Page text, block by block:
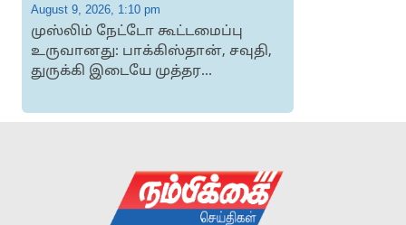
August 9, 2026, 1:10 pm
முஸ்​லிம் நேட்டோ கூட்​டமைப்பு
உருவானது: பாக்கிஸ்தான், சவுதி,
துருக்கி இடையே முத்தர...